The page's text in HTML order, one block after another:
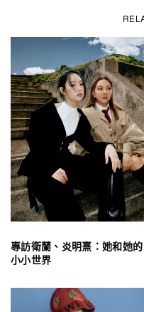
專訪衛蘭、炎明熹：她和她的
小小世界